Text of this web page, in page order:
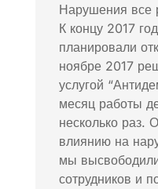
Нарушения все
К концу 2017
планировали
ноябре 2017
услугой
месяц работы
несколько раз.
влиянию на
мы
сотрудников и